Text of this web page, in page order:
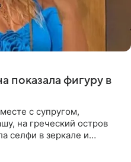
показала фигуру в
с супругом,
на греческий остров
селфи в зеркале и